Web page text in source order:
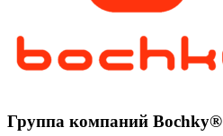
Группа компаний Bochky®